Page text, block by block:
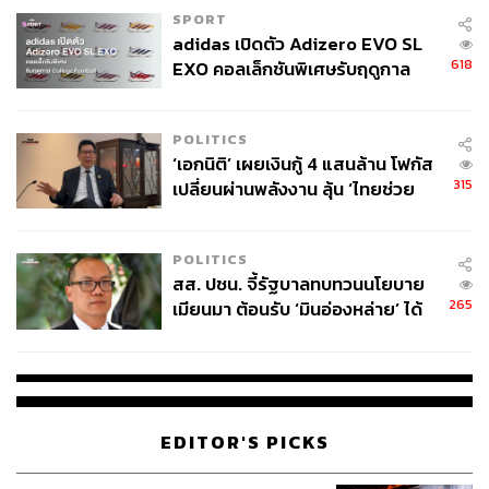
SPORT
adidas เปิดตัว Adizero EVO SL
EXO คอลเล็กชันพิเศษรับฤดูกาล
618
POLITICS
‘เอกนิติ’ เผยเงินกู้ 4 แสนล้าน โฟกัส
เปลี่ยนผ่านพลังงาน ลุ้น ‘ไทยช่วย
315
POLITICS
สส. ปชน. จี้รัฐบาลทบทวนนโยบาย
เมียนมา ต้อนรับ ‘มินอ่องหล่าย’ ได้
265
EDITOR'S PICKS